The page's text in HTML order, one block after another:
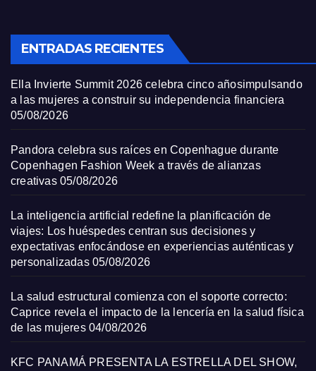
ENTRADAS RECIENTES
Ella Invierte Summit 2026 celebra cinco añosimpulsando
a las mujeres a construir su independencia financiera
05/08/2026
Pandora celebra sus raíces en Copenhague durante
Copenhagen Fashion Week a través de alianzas
creativas 05/08/2026
La inteligencia artificial redefine la planificación de
viajes: Los huéspedes centran sus decisiones y
expectativas enfocándose en experiencias auténticas y
personalizadas 05/08/2026
La salud estructural comienza con el soporte correcto:
Caprice revela el impacto de la lencería en la salud física
de las mujeres 04/08/2026
KFC PANAMÁ PRESENTA LA ESTRELLA DEL SHOW,